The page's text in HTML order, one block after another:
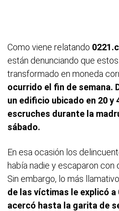
Como viene relatando
están denunciando que
transformado en moneda
ocurrido el fin de semana.
un edificio ubicado en 20 y
escruches durante la
sábado.
En esa ocasión los
había nadie y escaparon con
Sin embargo, lo más
de las víctimas le explicó a
acercó hasta la garita de